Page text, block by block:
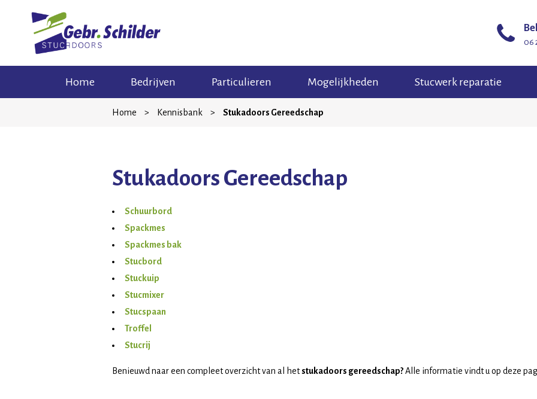
06
Home Bedrijven Particulieren Mogelijkheden Stucwerk reparatie
Home > Kennisbank > Stukadoors Gereedschap
Stukadoors Gereedschap
Schuurbord
Spackmes
Spackmes bak
Stucbord
Stuckuip
Stucmixer
Stucspaan
Troffel
Stucrij
Benieuwd naar een compleet overzicht van al hetstukadoors gereedschap?Alle informatie vindt u op deze